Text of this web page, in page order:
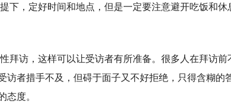
下，定好时间和地点，但是一定要注意避开吃饭和休
拜访，这样可以让受访者有所准备。很多人在拜访前
者措手不及，但碍于面子又不好拒绝，只得含糊的
态度。